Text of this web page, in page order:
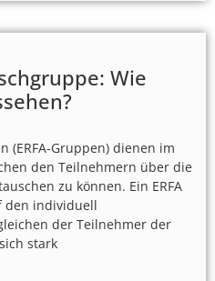
Wie
(ERFA-Gruppen) dienen im
den Teilnehmern über die
zu können. Ein ERFA
den individuell
der Teilnehmer der
stark